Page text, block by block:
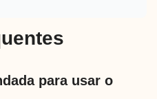
para usar o